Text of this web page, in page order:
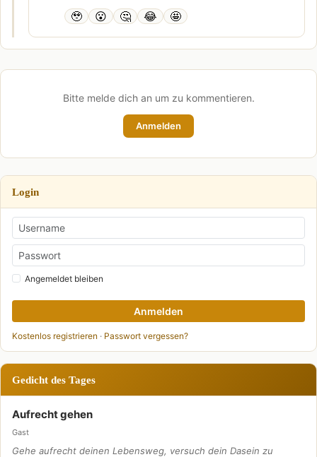
🥹 😮 🤔 😂 🤩
Bitte melde dich an um zu kommentieren.
Anmelden
Login
Angemeldet bleiben
Anmelden
Kostenlos registrieren · Passwort vergessen?
Gedicht des Tages
Aufrecht gehen
Gast
Gehe aufrecht deinen Lebensweg, versuch dein Dasein zu